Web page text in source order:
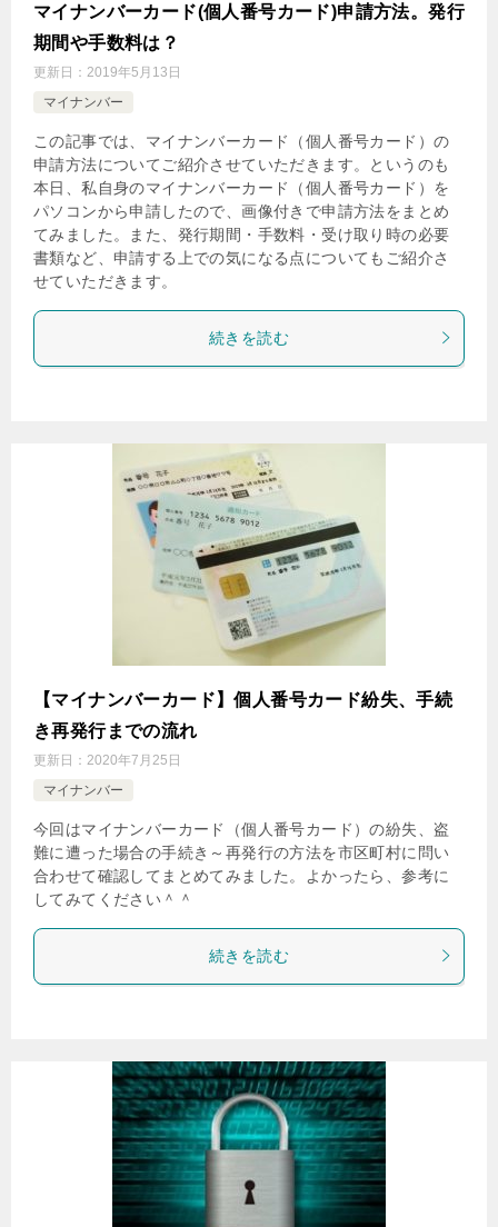
マイナンバーカード(個人番号カード)申請方法。発行
期間や手数料は？
更新日： 2019年5月13日
マイナンバー
この記事では、マイナンバーカード（個人番号カード）の
申請方法についてご紹介させていただきます。というのも
本日、私自身のマイナンバーカード（個人番号カード）を
パソコンから申請したので、画像付きで申請方法をまとめ
てみました。また、発行期間・手数料・受け取り時の必要
書類など、申請する上での気になる点についてもご紹介さ
せていただきます。
続きを読む
【マイナンバーカード】個人番号カード紛失、手続
き再発行までの流れ
更新日： 2020年7月25日
マイナンバー
今回はマイナンバーカード（個人番号カード）の紛失、盗
難に遭った場合の手続き～再発行の方法を市区町村に問い
合わせて確認してまとめてみました。よかったら、参考に
してみてください＾＾
続きを読む